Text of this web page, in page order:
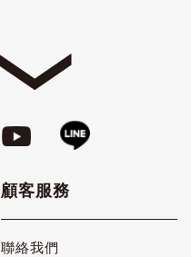
顧客服務
聯絡我們